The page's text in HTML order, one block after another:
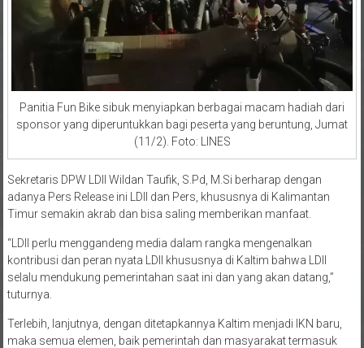
Panitia Fun Bike sibuk menyiapkan berbagai macam hadiah dari
sponsor yang diperuntukkan bagi peserta yang beruntung, Jumat
(11/2). Foto: LINES
Sekretaris DPW LDII Wildan Taufik, S.Pd, M.Si berharap dengan
adanya Pers Release ini LDII dan Pers, khususnya di Kalimantan
Timur semakin akrab dan bisa saling memberikan manfaat.
“LDII perlu menggandeng media dalam rangka mengenalkan
kontribusi dan peran nyata LDII khususnya di Kaltim bahwa LDII
selalu mendukung pemerintahan saat ini dan yang akan datang,”
tuturnya.
Terlebih, lanjutnya, dengan ditetapkannya Kaltim menjadi IKN baru,
maka semua elemen, baik pemerintah dan masyarakat termasuk